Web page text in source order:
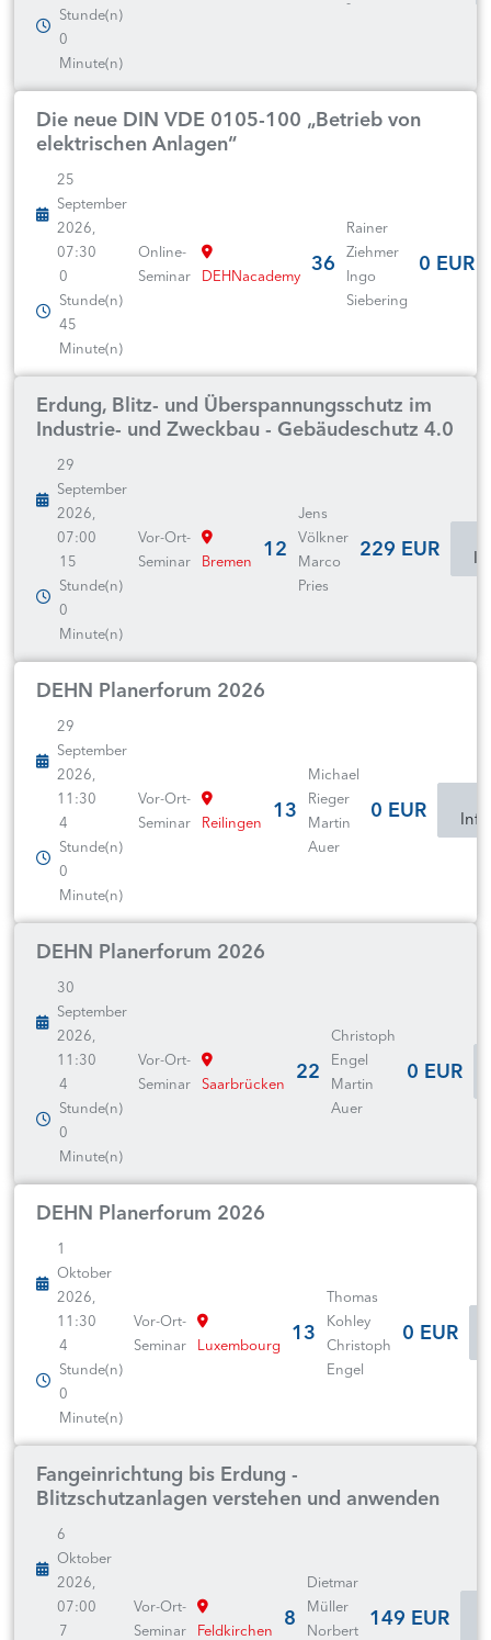
Stunde(n)
0
Minute(n)
Die neue DIN VDE 0105-100 „Betrieb von
elektrischen Anlagen“
25
September
2026,
07:30
0
Stunde(n)
45
Minute(n)
Online-
Seminar
DEHNacademy 36
Rainer
Ziehmer
Ingo
Siebering
0 EUR
Erdung, Blitz- und Überspannungsschutz im
Industrie- und Zweckbau - Gebäudeschutz 4.0
29
September
2026,
07:00
15
Stunde(n)
0
Minute(n)
Vor-Ort-
Seminar
Bremen 12
Jens
Völkner
Marco
Pries
229 EUR
DEHN Planerforum 2026
29
September
2026,
11:30
4
Stunde(n)
0
Minute(n)
Vor-Ort-
Seminar
Reilingen 13
Michael
Rieger
Martin
Auer
0 EUR
DEHN Planerforum 2026
30
September
2026,
11:30
4
Stunde(n)
0
Minute(n)
Vor-Ort-
Seminar
Saarbrücken 22
Christoph
Engel
Martin
Auer
0 EUR
DEHN Planerforum 2026
1
Oktober
2026,
11:30
4
Stunde(n)
0
Minute(n)
Vor-Ort-
Seminar
Luxembourg 13
Thomas
Kohley
Christoph
Engel
0 EUR
Fangeinrichtung bis Erdung -
Blitzschutzanlagen verstehen und anwenden
6
Oktober
2026,
07:00
7
Vor-Ort-
Seminar
Feldkirchen 8
Dietmar
Müller
Norbert
149 EUR